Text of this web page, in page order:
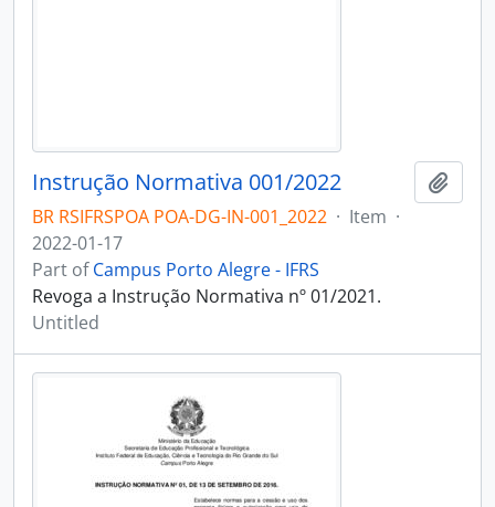
Instrução Normativa 001/2022
BR RSIFRSPOA POA-DG-IN-001_2022 · Item ·
2022-01-17
Part ofCampus Porto Alegre - IFRS
Revoga a Instrução Normativa nº 01/2021.
Untitled